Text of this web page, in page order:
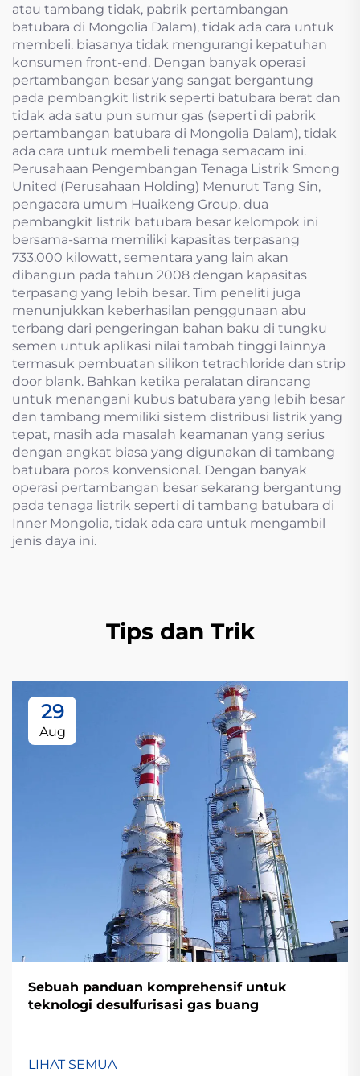
atau tambang tidak, pabrik pertambangan
batubara di Mongolia Dalam), tidak ada cara untuk
membeli. biasanya tidak mengurangi kepatuhan
konsumen front-end. Dengan banyak operasi
pertambangan besar yang sangat bergantung
pada pembangkit listrik seperti batubara berat dan
tidak ada satu pun sumur gas (seperti di pabrik
pertambangan batubara di Mongolia Dalam), tidak
ada cara untuk membeli tenaga semacam ini.
Perusahaan Pengembangan Tenaga Listrik Smong
United (Perusahaan Holding) Menurut Tang Sin,
pengacara umum Huaikeng Group, dua
pembangkit listrik batubara besar kelompok ini
bersama-sama memiliki kapasitas terpasang
733.000 kilowatt, sementara yang lain akan
dibangun pada tahun 2008 dengan kapasitas
terpasang yang lebih besar. Tim peneliti juga
menunjukkan keberhasilan penggunaan abu
terbang dari pengeringan bahan baku di tungku
semen untuk aplikasi nilai tambah tinggi lainnya
termasuk pembuatan silikon tetrachloride dan strip
door blank. Bahkan ketika peralatan dirancang
untuk menangani kubus batubara yang lebih besar
dan tambang memiliki sistem distribusi listrik yang
tepat, masih ada masalah keamanan yang serius
dengan angkat biasa yang digunakan di tambang
batubara poros konvensional. Dengan banyak
operasi pertambangan besar sekarang bergantung
pada tenaga listrik seperti di tambang batubara di
Inner Mongolia, tidak ada cara untuk mengambil
jenis daya ini.
Tips dan Trik
29
Aug
Sebuah panduan komprehensif untuk
teknologi desulfurisasi gas buang
LIHAT SEMUA